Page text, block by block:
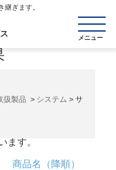
継ぎます。
toggle
扱製品> システム > サ
ます。
商品名（降順）